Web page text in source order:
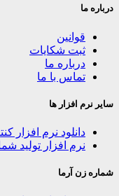
درباره ما
قوانین
ثبت شکایات
درباره ما
تماس با ما
سایر نرم افزار ها
دانلود نرم افزار
نرم افزار تولید
شماره زن آرما